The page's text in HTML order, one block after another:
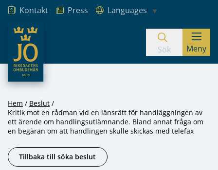
Hoppa till innehåll
Kontakt Press
Languages
JO – Riksdagens Ombudsmän
Sök Meny
Hem
Beslut
Kritik mot en rådman vid en länsrätt för handläggningen av
ett ärende om handlingsutlämnande. Bland annat fråga om
en begäran om att handlingen skulle skickas med telefax
Tillbaka till söka beslut